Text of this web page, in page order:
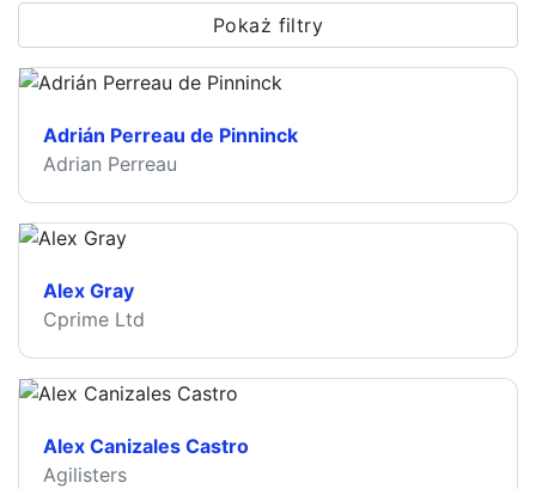
Pokaż filtry
Adrián Perreau de Pinninck
Adrian Perreau
Alex Gray
Cprime Ltd
Alex Canizales Castro
Agilisters